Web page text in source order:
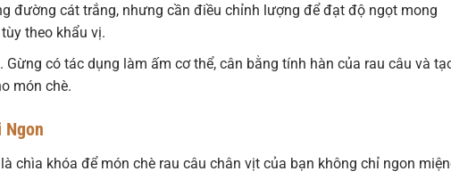
đường cát trắng, nhưng cần điều chỉnh lượng để đạt độ ngọt mong
theo khẩu vị.
có tác dụng làm ấm cơ thể, cân bằng tính hàn của rau câu và
món chè.
Ngon
chìa khóa để món chè rau câu chân vịt của bạn không chỉ ngon